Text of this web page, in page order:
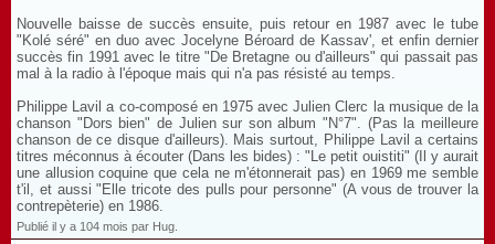
Nouvelle baisse de succès ensuite, puis retour en 1987 avec le tube
"Kolé séré" en duo avec Jocelyne Béroard de Kassav', et enfin dernier
succès fin 1991 avec le titre "De Bretagne ou d'ailleurs" qui passait pas
mal à la radio à l'époque mais qui n'a pas résisté au temps.
Philippe Lavil a co-composé en 1975 avec Julien Clerc la musique de la
chanson "Dors bien" de Julien sur son album "N°7". (Pas la meilleure
chanson de ce disque d'ailleurs). Mais surtout, Philippe Lavil a certains
titres méconnus à écouter (Dans les bides) : "Le petit ouistiti" (Il y aurait
une allusion coquine que cela ne m'étonnerait pas) en 1969 me semble
t'il, et aussi "Elle tricote des pulls pour personne" (A vous de trouver la
contrepèterie) en 1986.
Publié il y a 104 mois par Hug.